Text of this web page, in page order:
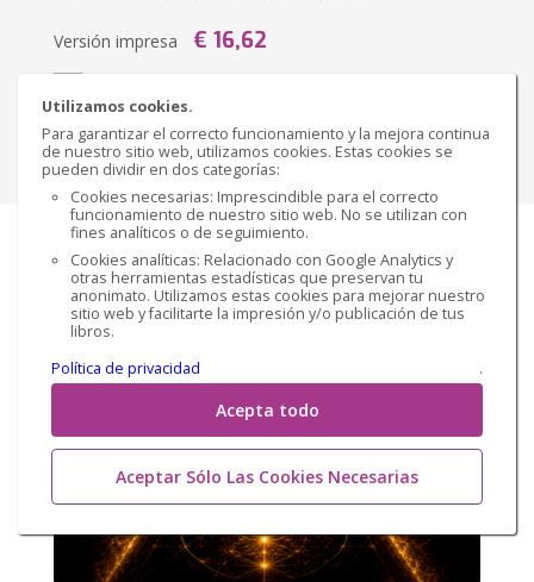
Utilizamos cookies.
Para garantizar el correcto funcionamiento y la mejora continua
de nuestro sitio web, utilizamos cookies. Estas cookies se
pueden dividir en dos categorías:
Cookies necesarias: Imprescindible para el correcto
funcionamiento de nuestro sitio web. No se utilizan con
fines analíticos o de seguimiento.
Cookies analíticas: Relacionado con Google Analytics y
otras herramientas estadísticas que preservan tu
anonimato. Utilizamos estas cookies para mejorar nuestro
sitio web y facilitarte la impresión y/o publicación de tus
libros.
Política de privacidad
.
Acepta todo
Aceptar Sólo Las Cookies Necesarias
Versión impresa € 16,62
Versión eBook € 5,03
Comprar